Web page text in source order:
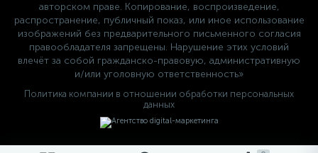
авторском праве. Копирование, воспроизведение,
распространение, публичный показ, или иное использование
изображений без предварительного письменного согласия
правообладателя запрещены. Нарушение этих условий
влечёт за собой гражданско-правовую, административную
и/или уголовную ответственность»
Политика компании в отношении обработки персональных
данных